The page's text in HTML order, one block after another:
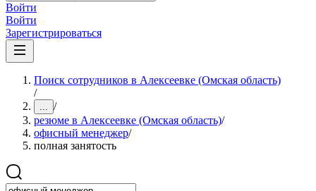
Войти
Войти
Зарегистрироваться
Поиск сотрудников в Алексеевке (Омская область)
/
... /
резюме в Алексеевке (Омская область)/
офисный менеджер/
полная занятость